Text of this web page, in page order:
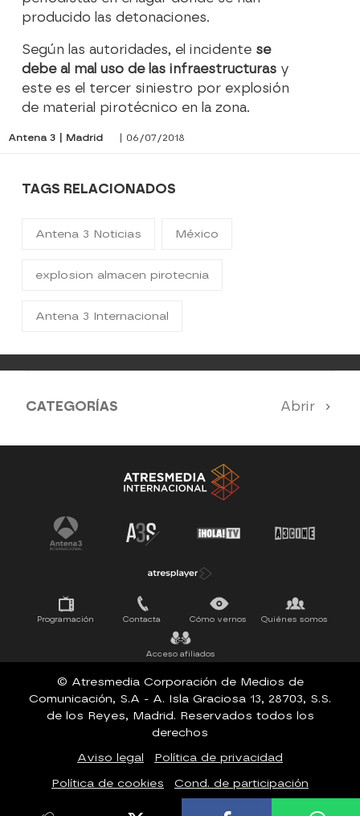
producido las detonaciones.
Según las autoridades, el incidente se
debe al mal uso de las infraestructuras y
este es el tercer siniestro por explosión
de material pirotécnico en la zona.
Antena 3 | Madrid | 06/07/2018
TAGS RELACIONADOS
Antena 3 Noticias México
explosion almacen pirotecnia
Antena 3 Internacional
CATEGORÍAS Abrir
Antena 3 Noticias El Hormiguero
Tu cara me suena Pasapalabra
Programación Contacta Cómo vernos Quiénes somos
Acceso afiliados
© Atresmedia Corporación de Medios de
Comunicación, S.A - A. Isla Graciosa 13, 28703, S.S.
de los Reyes, Madrid. Reservados todos los
derechos
Aviso legal
Política de privacidad
Política de cookies
Cond. de participación
Configuración de privacidad
Accesibilidad